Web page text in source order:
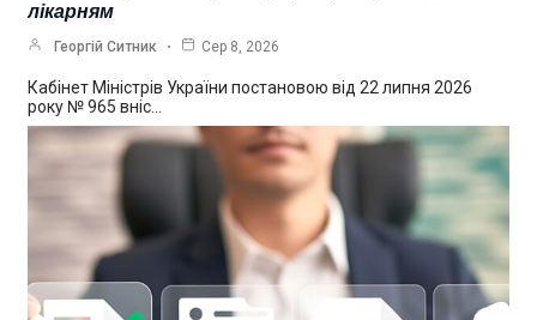
лікарням
Георгій Ситник Сер 8, 2026
Кабінет Міністрів України постановою від 22 липня 2026
року № 965 вніс…